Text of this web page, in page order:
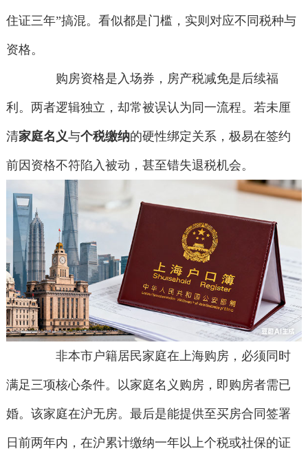
住证三年”搞混。看似都是门槛，实则对应不同税种与
资格。
购房资格是入场券，房产税减免是后续福
利。两者逻辑独立，却常被误认为同一流程。若未厘
清家庭名义与个税缴纳的硬性绑定关系，极易在签约
前因资格不符陷入被动，甚至错失退税机会。
非本市户籍居民家庭在上海购房，必须同时
满足三项核心条件。以家庭名义购房，即购房者需已
婚。该家庭在沪无房。最后是能提供至买房合同签署
日前两年内，在沪累计缴纳一年以上个税或社保的证